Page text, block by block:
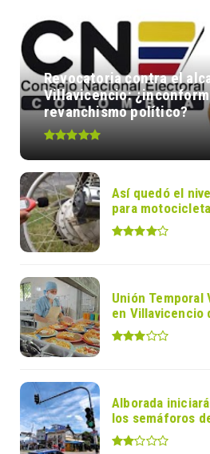
Revocatoria contra el
Villavicencio:
revanchismo político?
Así quedó el
para
Unión Temporal
en Villavicencio
Alborada
los semáforos